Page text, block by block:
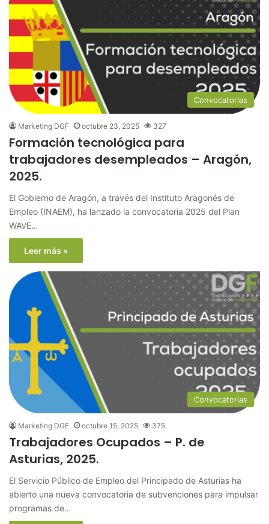
Convocatorias
Marketing DGF octubre 23, 2025 327
Formación tecnológica para
trabajadores desempleados – Aragón,
2025.
El Gobierno de Aragón, a través del Instituto Aragonés de
Empleo (INAEM), ha lanzado la convocatoria 2025 del Plan
WAVE…
Leer más »
Convocatorias
Marketing DGF octubre 15, 2025 375
Trabajadores Ocupados – P. de
Asturias, 2025.
El Servicio Público de Empleo del Principado de Asturias ha
abierto una nueva convocatoria de subvenciones para impulsar
programas de…